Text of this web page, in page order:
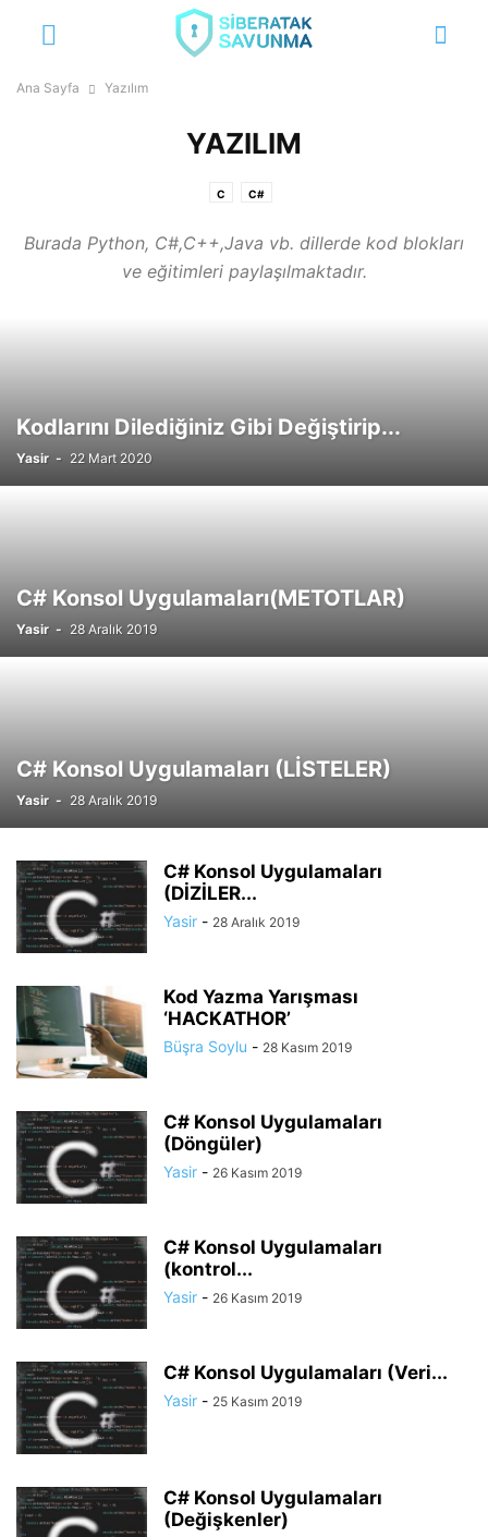
Ana Sayfa Yazılım
YAZILIM
C C#
Burada Python, C#,C++,Java vb. dillerde kod blokları
ve eğitimleri paylaşılmaktadır.
Kodlarını Dilediğiniz Gibi Değiştirip...
Yasir - 22 Mart 2020
C# Konsol Uygulamaları(METOTLAR)
Yasir - 28 Aralık 2019
C# Konsol Uygulamaları (LİSTELER)
Yasir - 28 Aralık 2019
C# Konsol Uygulamaları
(DİZİLER...
Yasir - 28 Aralık 2019
Kod Yazma Yarışması
‘HACKATHOR’
Büşra Soylu - 28 Kasım 2019
C# Konsol Uygulamaları
(Döngüler)
Yasir - 26 Kasım 2019
C# Konsol Uygulamaları
(kontrol...
Yasir - 26 Kasım 2019
C# Konsol Uygulamaları (Veri...
Yasir - 25 Kasım 2019
C# Konsol Uygulamaları
(Değişkenler)